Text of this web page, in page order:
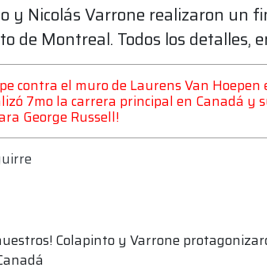
y Nicolás Varrone realizaron un
de Montreal. Todos los detalles,
contra el muro de Laurens Van
7mo la carrera principal en Canadá y
George Russell!